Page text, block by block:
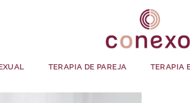
TERAPIA DE PAREJA TERAPIA